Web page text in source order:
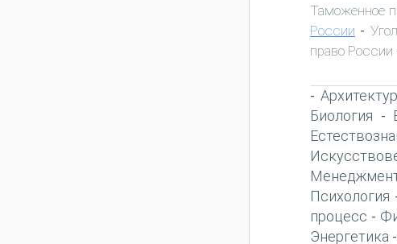
Таможенное
России -
право России
-
Биология -
Психология
процесс -
Энергетика -